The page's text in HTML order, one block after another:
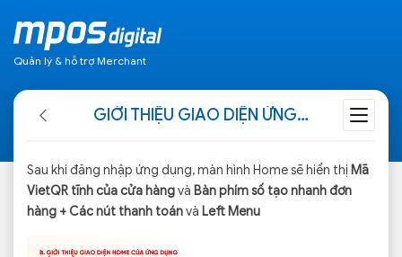
Quản lý & hỗ trợ Merchant
GIỚI THIỆU GIAO DIỆN ỨNG DỤNG MPOS.VN MỚI
Sau khi đăng nhập ứng dụng, màn hình Home sẽ hiển thị Mã
VietQR tĩnh của cửa hàngvà Bàn phím số tạo nhanh đơn
hàng + Các nút thanh toánvà Left Menu